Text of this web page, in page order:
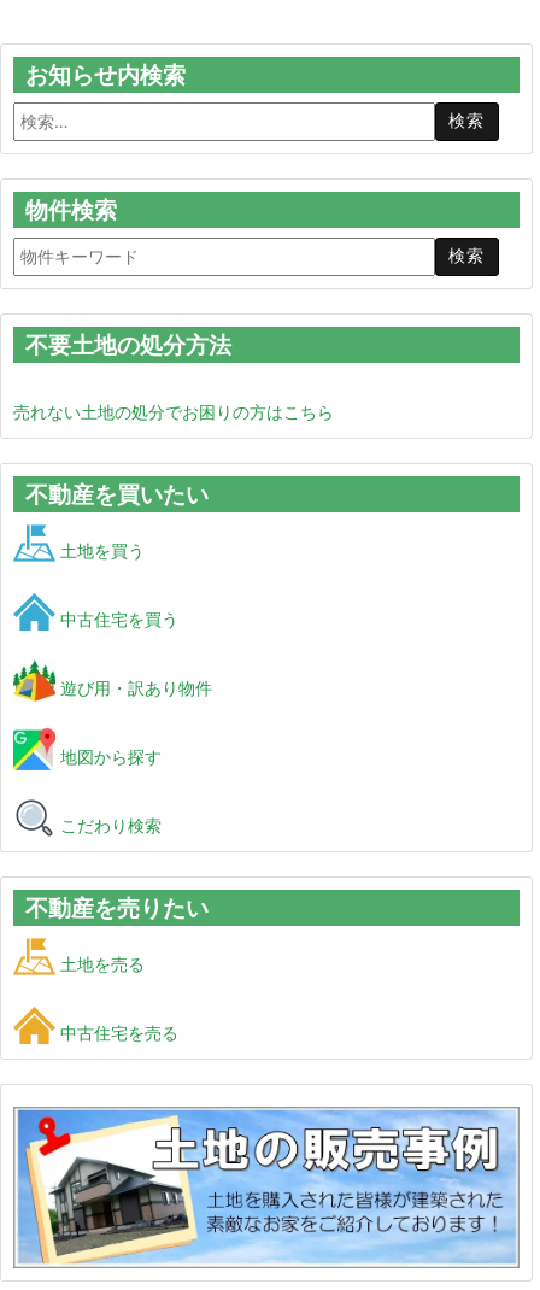
お知らせ内検索
物件検索
不要土地の処分方法
売れない土地の処分でお困りの方はこちら
不動産を買いたい
土地を買う
中古住宅を買う
遊び用・訳あり物件
地図から探す
こだわり検索
不動産を売りたい
土地を売る
中古住宅を売る